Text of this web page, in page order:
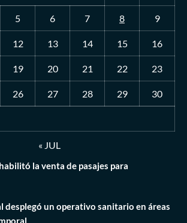
5 6 7 8 9
12 13 14 15 16
19 20 21 22 23
26 27 28 29 30
« JUL
la venta de pasajes para
desplegó un operativo sanitario en áreas